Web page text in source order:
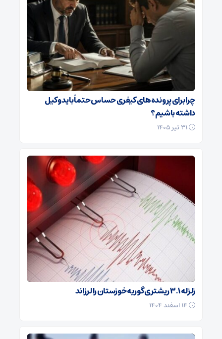
چرا برای پرونده‌های کیفری حساس حتماً باید وکیل
داشته باشیم؟
زلزله ۳.۱ ریشتری گوریه خوزستان را لرزاند